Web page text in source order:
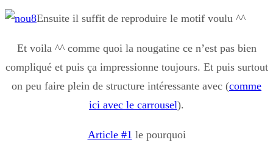
Ensuite il suffit de reproduire le motif voulu ^^
Et voila ^^ comme quoi la nougatine ce n’est pas bien
compliqué et puis ça impressionne toujours. Et puis surtout
on peu faire plein de structure intéressante avec (comme
ici avec le carrousel).
Article #1 le pourquoi